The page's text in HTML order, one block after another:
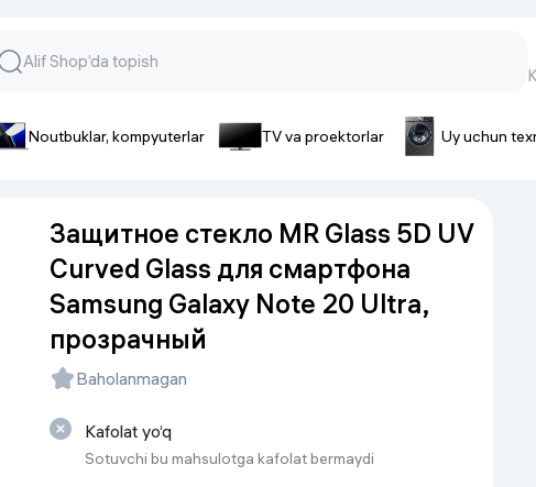
va gadjetlar
Smartfonlar uchun g’ilof
iPhone uchun g’ilof
Quvvatlagich qurilmalar
Kabellar
Noutbuklar, kompyuterlar TV va proektorlar Uy uchun
Защитное стекло MR Glass 5D UV
Curved Glass для смартфона
Samsung Galaxy Note 20 Ultra,
прозрачный
Baholanmagan
Kafolat yo‘q
Sotuvchi bu mahsulotga kafolat bermaydi